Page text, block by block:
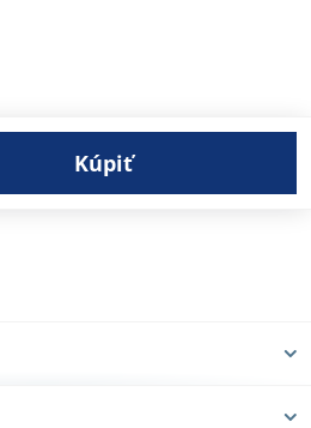
Kúpiť